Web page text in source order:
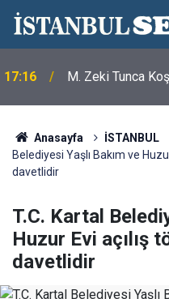
17:16 M. Zeki Tunca
Anasayfa İSTANBUL
Belediyesi Yaşlı Bakım ve
davetlidir
T.C. Kartal
Huzur Evi açılış
davetlidir